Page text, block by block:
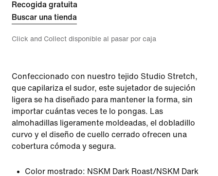
Recogida gratuita
Buscar una tienda
Click and Collect disponible al pasar por caja
Confeccionado con nuestro tejido Studio Stretch,
que capilariza el sudor, este sujetador de sujeción
ligera se ha diseñado para mantener la forma, sin
importar cuántas veces te lo pongas. Las
almohadillas ligeramente moldeadas, el dobladillo
curvo y el diseño de cuello cerrado ofrecen una
cobertura cómoda y segura.
Color mostrado: NSKM Dark Roast/NSKM Dark